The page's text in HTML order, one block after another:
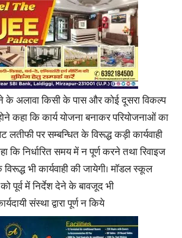
के अलावा किसी के पास और कोई दूसरा विकल्प
कहा कि कार्य योजना बनाकर परियोजनाओं का
लतीफी पर सम्बन्धित के विरूद्ध कड़ी कार्यवाही
कि निर्धारित समय में न पूर्ण करने तथा रिवाइज
भी कार्यवाही की जायेगी। माॅडल स्कूल
पूर्व में निर्देश देने के बावजूद भी
संस्था द्वारा पूर्ण न किये